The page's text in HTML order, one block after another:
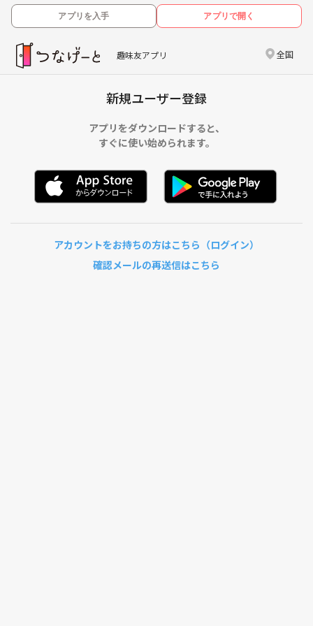
アプリを入手 アプリで開く
趣味友アプリ 全国
新規ユーザー登録
アプリをダウンロードすると、
すぐに使い始められます。
アカウントをお持ちの方はこちら（ログイン）
確認メールの再送信はこちら